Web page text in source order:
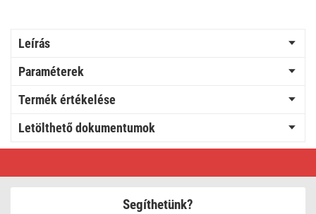
Leírás
Paraméterek
Termék értékelése
Letölthető dokumentumok
SOLAR
Segíthetünk?